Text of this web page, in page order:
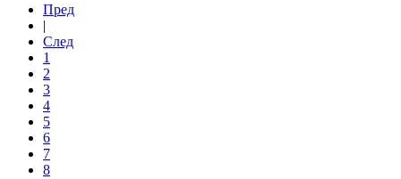
Пред
|
След
1
2
3
4
5
6
7
8